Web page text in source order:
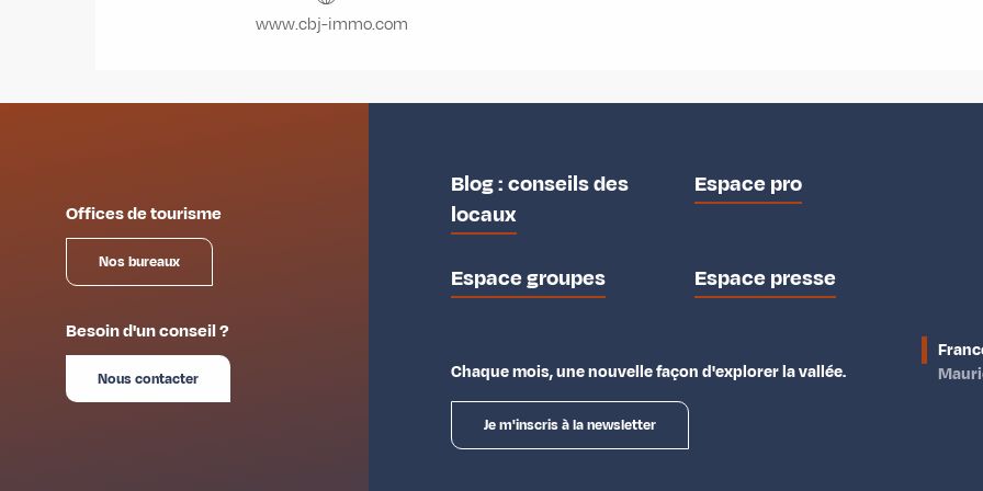
www.cbj-immo.com
Offices de tourisme
Nos bureaux
Besoin d'un conseil ?
Nous contacter
Blog : conseils des
locaux
Espace pro
Espace groupes Espace presse
Chaque mois, une nouvelle façon d'explorer la vallée.
Je m'inscris à la newsletter